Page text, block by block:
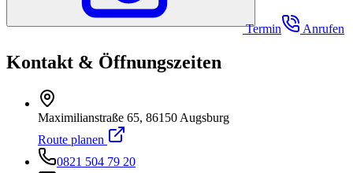
Termin Anrufen
Kontakt & Öffnungszeiten
Maximilianstraße 65, 86150 Augsburg
Route planen
0821 504 79 20